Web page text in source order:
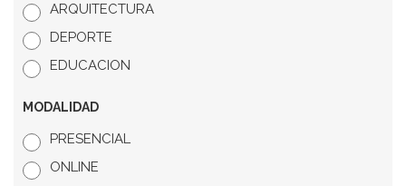
ARQUITECTURA
DEPORTE
EDUCACION
MODALIDAD
PRESENCIAL
ONLINE